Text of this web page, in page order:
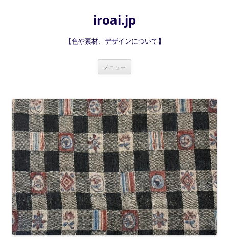
iroai.jp
【色や素材、デザインについて】
メニュー
へ
ス
キ
ッ
プ